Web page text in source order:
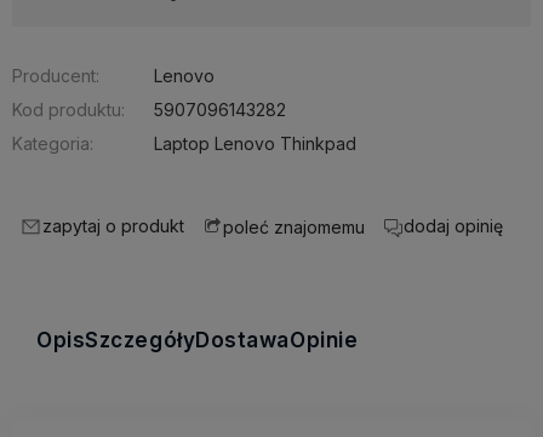
Producent:
Lenovo
Kod produktu:
5907096143282
Kategoria:
Laptop Lenovo Thinkpad
zapytaj o produkt poleć znajomemu dodaj opinię
OpisSzczegółyDostawaOpinie